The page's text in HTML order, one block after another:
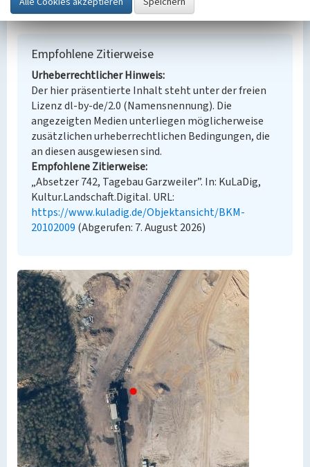
Empfohlene Zitierweise
Urheberrechtlicher Hinweis
Der hier präsentierte Inhalt steht unter der freien
Lizenz dl-by-de/2.0 (Namensnennung). Die
angezeigten Medien unterliegen möglicherweise
zusätzlichen urheberrechtlichen Bedingungen, die
an diesen ausgewiesen sind.
Empfohlene Zitierweise
„Absetzer 742, Tagebau Garzweiler”. In: KuLaDig,
Kultur.Landschaft.Digital. URL:
https://www.kuladig.de/Objektansicht/BKM-
20102009 (Abgerufen: 7. August 2026)